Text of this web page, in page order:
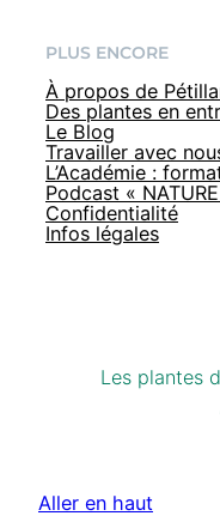
PLUS ENCORE
À propos de
Des plantes en
Le Blog
Travailler avec
L’Académie :
Podcast «
Confidentialité
Infos légales
Les plantes
Aller en haut